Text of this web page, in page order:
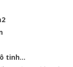
tinh…